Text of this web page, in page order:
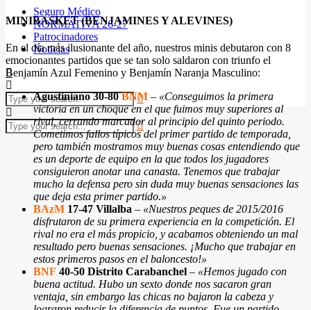
Seguro Médico
NORMATIVA 26-27
Patrocinadores
Noticias
MINIBASKET (BENJAMINES Y ALEVINES)
En el día más ilusionante del año, nuestros minis debutaron con 8
emocionantes partidos que se tan solo saldaron con triunfo el
Benjamín Azul Femenino y Benjamín Naranja Masculino:
Agustiniano 30-80BNM – «Conseguimos la primera
victoria en un choque en el que fuimos muy superiores al
rival, cerrando marcador al principio del quinto periodo.
Cometimos fallos típicos del primer partido de temporada,
pero también mostramos muy buenas cosas entendiendo que
es un deporte de equipo en la que todos los jugadores
consiguieron anotar una canasta. Tenemos que trabajar
mucho la defensa pero sin duda muy buenas sensaciones las
que deja esta primer partido.»
BAzM 17-47 Villalba – «Nuestros peques de 2015/2016
disfrutaron de su primera experiencia en la competición. El
rival no era el más propicio, y acabamos obteniendo un mal
resultado pero buenas sensaciones. ¡Mucho que trabajar en
estos primeros pasos en el baloncesto!»
BNF 40-50 Distrito Carabanchel – «Hemos jugado con
buena actitud. Hubo un sexto donde nos sacaron gran
ventaja, sin embargo las chicas no bajaron la cabeza y